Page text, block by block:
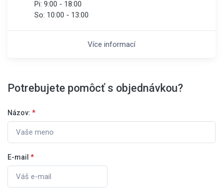
Pi: 9:00 - 18:00
So: 10:00 - 13:00
Více informací
Potrebujete pomôcť s objednávkou?
Názov: *
E-mail *